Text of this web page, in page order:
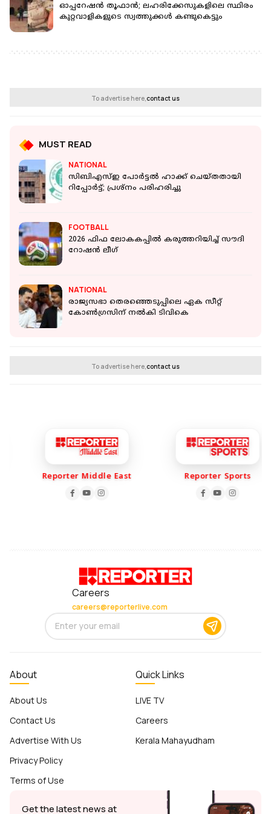
ഓപ്പറേഷന്‍ തൂഫാന്‍; ലഹരിക്കേസുകളിലെ സ്ഥിരം
കുറ്റവാളികളുടെ സ്വത്തുക്കള്‍ കണ്ടുകെട്ടും
To advertise here,contact us
MUST READ
NATIONAL
സിബിഎസ്ഇ പോര്‍ട്ടല്‍ ഹാക്ക് ചെയ്തതായി
റിപ്പോര്‍ട്ട്; പ്രശ്‌നം പരിഹരിച്ചു
FOOTBALL
2026 ഫിഫ ലോകകപ്പിൽ കരുത്തറിയിച്ച് സൗദി
റോഷൻ ലീഗ്
NATIONAL
രാജ്യസഭാ തെരഞ്ഞെടുപ്പിലെ ഏക സീറ്റ്
കോൺ​ഗ്രസിന് നൽകി ടിവികെ
To advertise here,contact us
Reporter Middle East Reporter Sports
Careers
careers@reporterlive.com
About
About Us
Contact Us
Advertise With Us
Privacy Policy
Terms of Use
Quick Links
LIVE TV
Careers
Kerala Mahayudham
Get the latest news at